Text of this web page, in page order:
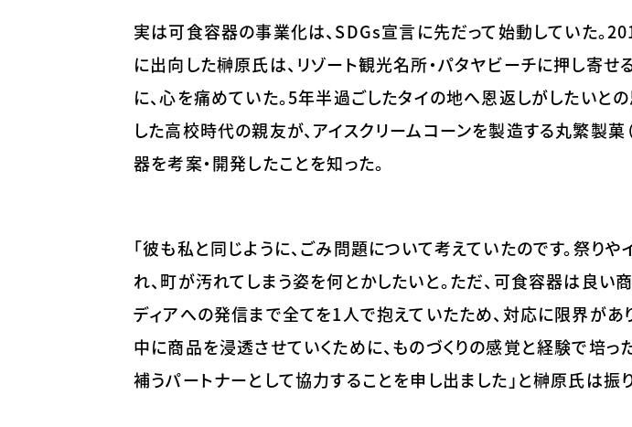
実は可食容器の事業化は、SDGs宣言に先だって始動していた。
に出向した榊原氏は、リゾート観光名所・パタヤビーチに押し寄
に、心を痛めていた。5年半過ごしたタイの地へ恩返しがしたいと
した高校時代の親友が、アイスクリームコーンを製造する丸繁製菓
器を考案・開発したことを知った。
「彼も私と同じように、ごみ問題について考えていたのです。祭り
れ、町が汚れてしまう姿を何とかしたいと。ただ、可食容器は良い
ディアへの発信まで全てを1人で抱えていたため、対応に限界があ
中に商品を浸透させていくために、ものづくりの感覚と経験で培
補うパートナーとして協力することを申し出ました」と榊原氏は振